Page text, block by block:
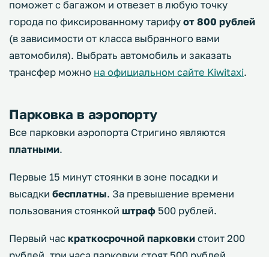
поможет с багажом и отвезет в любую точку
города по фиксированному тарифу от 800 рублей
(в зависимости от класса выбранного вами
автомобиля). Выбрать автомобиль и заказать
трансфер можно на официальном сайте Kiwitaxi.
Парковка в аэропорту
Все парковки аэропорта Стригино являются
платными.
Первые 15 минут стоянки в зоне посадки и
высадки бесплатны. За превышение времени
пользования стоянкой штраф 500 рублей.
Первый час краткосрочной парковки стоит 200